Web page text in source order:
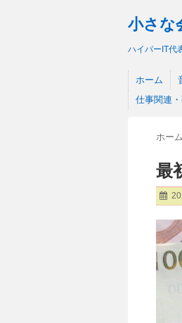
小さな
ハイパーIT代
ホーム
仕事関連
ホーム
最